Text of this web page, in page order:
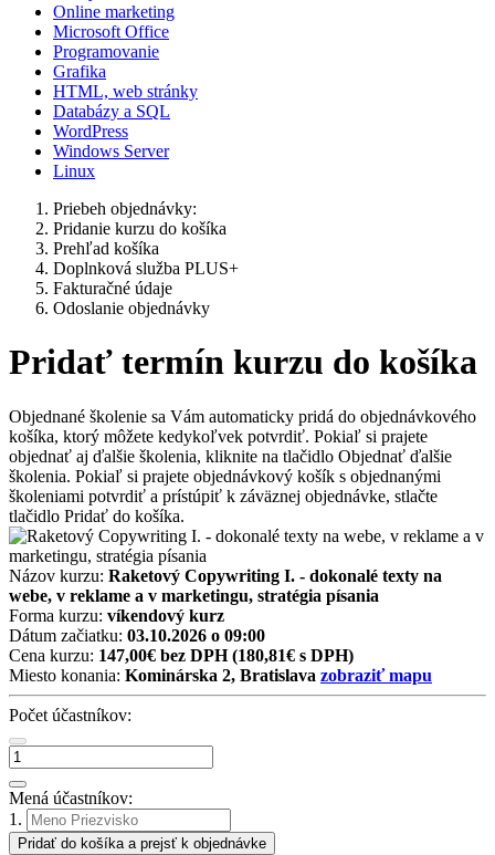
Online marketing
Microsoft Office
Programovanie
Grafika
HTML, web stránky
Databázy a SQL
WordPress
Windows Server
Linux
Priebeh objednávky:
Pridanie kurzu do košíka
Prehľad košíka
Doplnková služba PLUS+
Fakturačné údaje
Odoslanie objednávky
Pridať termín kurzu do košíka
Objednané školenie sa Vám automaticky pridá do objednávkového
košíka, ktorý môžete kedykoľvek potvrdiť. Pokiaľ si prajete
objednať aj ďalšie školenia, kliknite na tlačidlo Objednať ďalšie
školenia. Pokiaľ si prajete objednávkový košík s objednanými
školeniami potvrdiť a prístúpiť k záväznej objednávke, stlačte
tlačidlo Pridať do košíka.
Názov kurzu: Raketový Copywriting I. - dokonalé texty na
webe, v reklame a v marketingu, stratégia písania
Forma kurzu: víkendový kurz
Dátum začiatku: 03.10.2026 o 09:00
Cena kurzu: 147,00€ bez DPH(180,81€ s DPH)
Miesto konania: Kominárska 2, Bratislava zobraziť mapu
Počet účastníkov:
Mená účastníkov:
1.
Pridať do košíka a prejsť k objednávke